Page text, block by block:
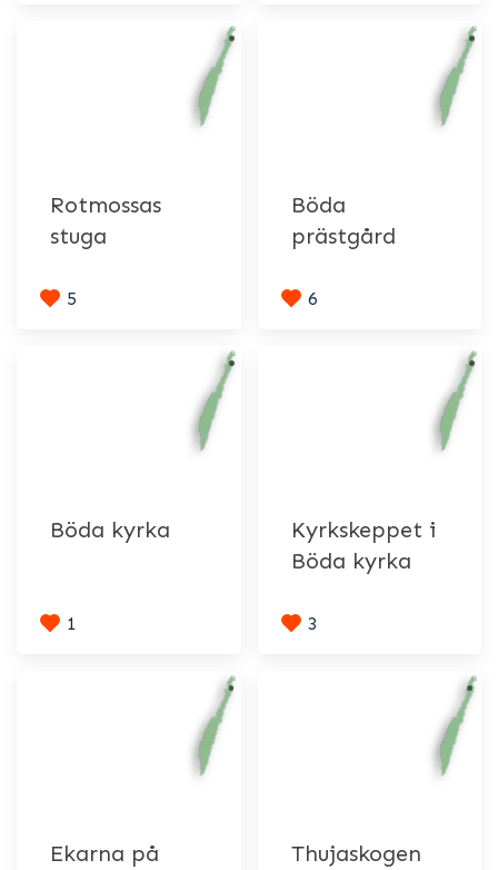
Rotmossas
stuga
5
Böda
prästgård
6
Böda kyrka
1
Kyrkskeppet i
Böda kyrka
3
Ekarna på
Thujaskogen